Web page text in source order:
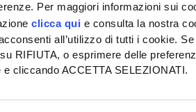
Per maggiori informazioni sui
clicca qui e consulta la nostra
all’utilizzo di tutti i cookie.
RIFIUTA, o esprimere delle
cliccando ACCETTA SELEZIONATI.
SEDE
Tel + 39.045.8057511
info@informatoreagrario.it